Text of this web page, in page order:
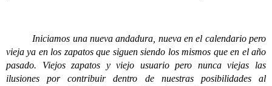
Iniciamos una nueva andadura, nueva en el calendario pero
vieja ya en los zapatos que siguen siendo los mismos que en el año
pasado. Viejos zapatos y viejo usuario pero nunca viejas las
ilusiones por contribuir dentro de nuestras posibilidades al